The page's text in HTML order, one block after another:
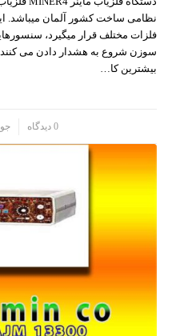
نظامی ساخت کشور آلمان میباشد.
فلزات مختلف قرار میگیرد،
سوزن شروع به هشدار دادن می
بیشترین کا…
0 دیدگاه